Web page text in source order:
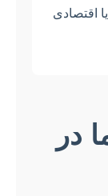
اقتصادی
در